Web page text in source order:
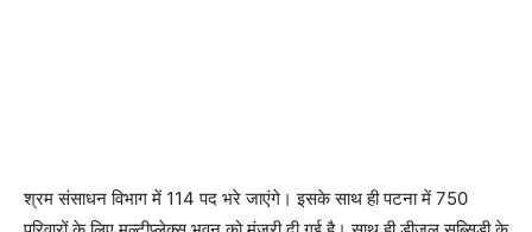
श्रम संसाधन विभाग में 114 पद भरे जाएंगे। इसके साथ ही पटना में 750